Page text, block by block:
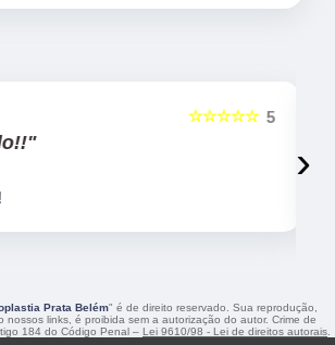
5
☆☆☆☆☆
! Banho de confiança
›
Prata Belém" é de direito reservado. Sua reprodução,
nossos links, é proibida sem a autorização do autor. Crime de
184 do Código Penal – Lei 9610/98 - Lei de direitos autorais